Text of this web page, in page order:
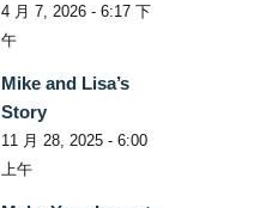
4 月 7, 2026 - 6:17 下
午
Mike and Lisa’s
Story
11 月 28, 2025 - 6:00
上午